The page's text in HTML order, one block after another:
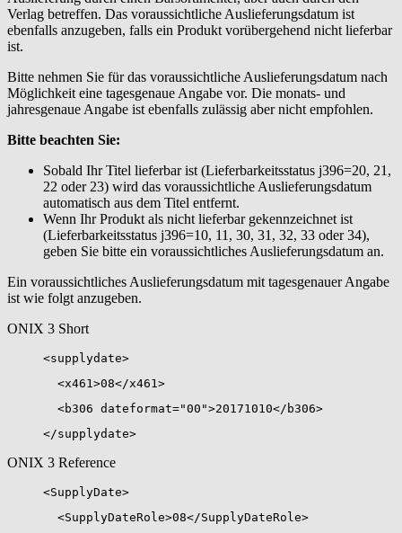
Verlag betreffen. Das voraussichtliche Auslieferungsdatum ist
ebenfalls anzugeben, falls ein Produkt vorübergehend nicht lieferbar
ist.
Bitte nehmen Sie für das voraussichtliche Auslieferungsdatum nach
Möglichkeit eine tagesgenaue Angabe vor. Die monats- und
jahresgenaue Angabe ist ebenfalls zulässig aber nicht empfohlen.
Bitte beachten Sie:
Sobald Ihr Titel lieferbar ist (Lieferbarkeitsstatus j396=20, 21,
22 oder 23) wird das voraussichtliche Auslieferungsdatum
automatisch aus dem Titel entfernt.
Wenn Ihr Produkt als nicht lieferbar gekennzeichnet ist
(Lieferbarkeitsstatus j396=10, 11, 30, 31, 32, 33 oder 34),
geben Sie bitte ein voraussichtliches Auslieferungsdatum an.
Ein voraussichtliches Auslieferungsdatum mit tagesgenauer Angabe
ist wie folgt anzugeben.
ONIX 3 Short
<supplydate>
<x461>08</x461>
<b306 dateformat="00">20171010</b306>
</supplydate>
ONIX 3 Reference
<SupplyDate>
<SupplyDateRole>08</SupplyDateRole>